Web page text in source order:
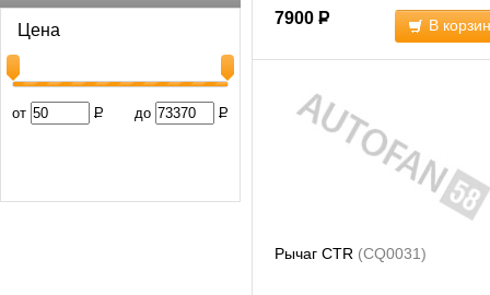
Цена
от Р до Р
7900 Р В
Рычаг CTR (CQ0031)